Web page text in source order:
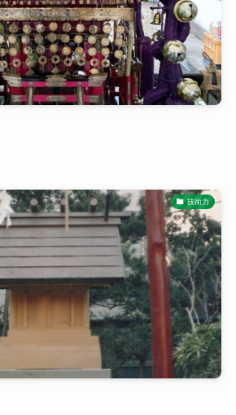
技術力